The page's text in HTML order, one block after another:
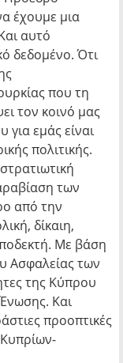
έχουμε μια
αυτό
δεδομένο. Ότι
που τη
τον κοινό μας
εμάς είναι
πολιτικής.
των
από την
δίκαιη,
Με βάση
Ασφαλείας των
της Κύπρου
Και
προοπτικές